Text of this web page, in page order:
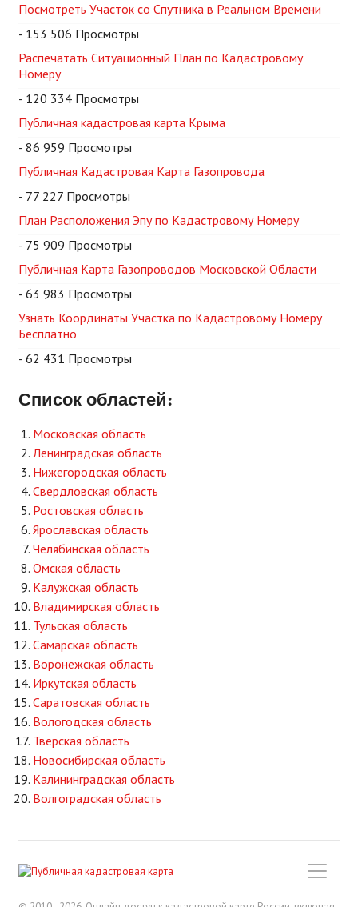
Посмотреть Участок со Спутника в Реальном Времени
- 153 506 Просмотры
Распечатать Ситуационный План по Кадастровому
Номеру
- 120 334 Просмотры
Публичная кадастровая карта Крыма
- 86 959 Просмотры
Публичная Кадастровая Карта Газопровода
- 77 227 Просмотры
План Расположения Эпу по Кадастровому Номеру
- 75 909 Просмотры
Публичная Карта Газопроводов Московской Области
- 63 983 Просмотры
Узнать Координаты Участка по Кадастровому Номеру
Бесплатно
- 62 431 Просмотры
Список областей:
Московская область
Ленинградская область
Нижегородская область
Свердловская область
Ростовская область
Ярославская область
Челябинская область
Омская область
Калужская область
Владимирская область
Тульская область
Самарская область
Воронежская область
Иркутская область
Саратовская область
Вологодская область
Тверская область
Новосибирская область
Калининградская область
Волгоградская область